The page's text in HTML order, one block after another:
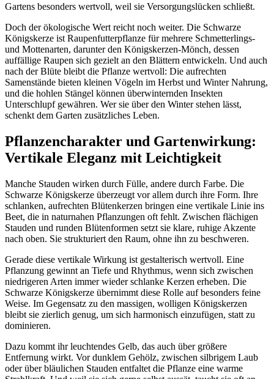
Gartens besonders wertvoll, weil sie Versorgungslücken schließt.
Doch der ökologische Wert reicht noch weiter. Die Schwarze
Königskerze ist Raupenfutterpflanze für mehrere Schmetterlings-
und Mottenarten, darunter den Königskerzen-Mönch, dessen
auffällige Raupen sich gezielt an den Blättern entwickeln. Und auch
nach der Blüte bleibt die Pflanze wertvoll: Die aufrechten
Samenstände bieten kleinen Vögeln im Herbst und Winter Nahrung,
und die hohlen Stängel können überwinternden Insekten
Unterschlupf gewähren. Wer sie über den Winter stehen lässt,
schenkt dem Garten zusätzliches Leben.
Pflanzencharakter und Gartenwirkung:
Vertikale Eleganz mit Leichtigkeit
Manche Stauden wirken durch Fülle, andere durch Farbe. Die
Schwarze Königskerze überzeugt vor allem durch ihre Form. Ihre
schlanken, aufrechten Blütenkerzen bringen eine vertikale Linie ins
Beet, die in naturnahen Pflanzungen oft fehlt. Zwischen flächigen
Stauden und runden Blütenformen setzt sie klare, ruhige Akzente
nach oben. Sie strukturiert den Raum, ohne ihn zu beschweren.
Gerade diese vertikale Wirkung ist gestalterisch wertvoll. Eine
Pflanzung gewinnt an Tiefe und Rhythmus, wenn sich zwischen
niedrigeren Arten immer wieder schlanke Kerzen erheben. Die
Schwarze Königskerze übernimmt diese Rolle auf besonders feine
Weise. Im Gegensatz zu den massigen, wolligen Königskerzen
bleibt sie zierlich genug, um sich harmonisch einzufügen, statt zu
dominieren.
Dazu kommt ihr leuchtendes Gelb, das auch über größere
Entfernung wirkt. Vor dunklem Gehölz, zwischen silbrigem Laub
oder über bläulichen Stauden entfaltet die Pflanze eine warme